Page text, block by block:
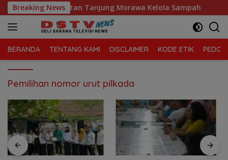
Langsung
ke
konten
Breaking News
Sari, Kecamatan Tanjung Morawa Kelola Sampah
BERANDA TENTANG KAMI DISCLAIMER KODE ETIK
Pemilihan nomor urut pilkada